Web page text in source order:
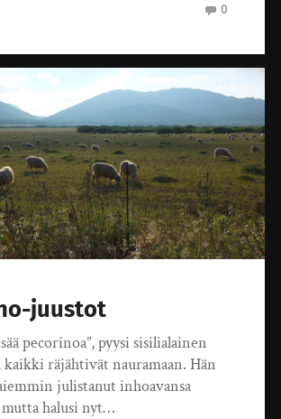
0
juustot
pecorinoa”, pyysi sisilialainen
kaikki räjähtivät nauramaan. Hän
julistanut inhoavansa
halusi nyt…